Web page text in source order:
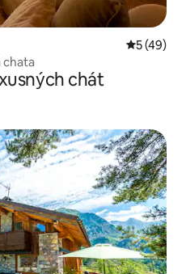
5 (49)
chata
chát